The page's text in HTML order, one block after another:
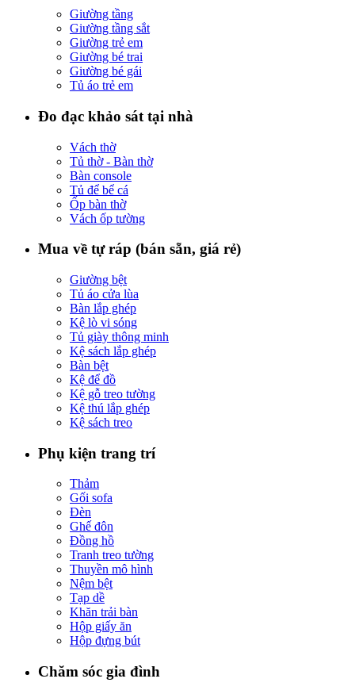
Giường tầng
Giường tầng sắt
Giường trẻ em
Giường bé trai
Giường bé gái
Tủ áo trẻ em
Đo đạc khảo sát tại nhà
Vách thờ
Tủ thờ - Bàn thờ
Bàn console
Tủ để bể cá
Ốp bàn thờ
Vách ốp tường
Mua về tự ráp (bán sẵn, giá rẻ)
Giường bệt
Tủ áo cửa lùa
Bàn lắp ghép
Kệ lò vi sóng
Tủ giày thông minh
Kệ sách lắp ghép
Bàn bệt
Kệ để đồ
Kệ gỗ treo tường
Kệ thú lắp ghép
Kệ sách treo
Phụ kiện trang trí
Thảm
Gối sofa
Đèn
Ghế đôn
Đồng hồ
Tranh treo tường
Thuyền mô hình
Nệm bệt
Tạp dề
Khăn trải bàn
Hộp giấy ăn
Hộp đựng bút
Chăm sóc gia đình